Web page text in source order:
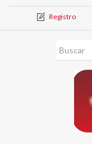
Registro